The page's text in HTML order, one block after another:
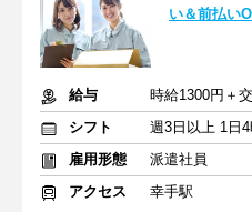
い＆前払い
給与
時給1300円＋
シフト
雇用形態
派遣社員
アクセス
幸手駅